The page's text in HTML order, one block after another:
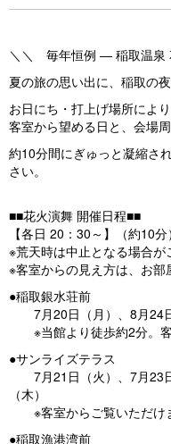
＼＼ 毎年恒例 ― 稲取温
夏の旅の思い出に、稲取の
お日にち・打上げ場所により
客室から望める日と、会場
約10分間にぎゅっと凝縮さ
さい。
■■花火演舞 開催日程■■
【各日 20：30～】（約10分）
※荒天時は中止となる場合が
※客室からの見え方は、お
●稲取銀水荘前
7月20日（月）、8月24日
※当館より徒歩約2分。客
●サンライズテラス
7月21日（火）、7月23
（木）
※客室からご覧いただけ
●稲取漁港湾前